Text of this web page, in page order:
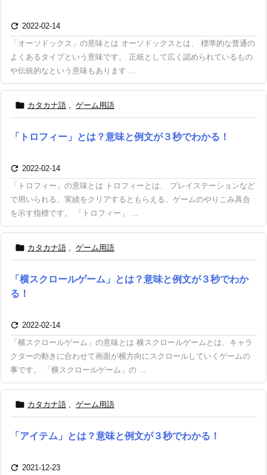
 2022-02-14
「オーソドックス」の意味とは オーソドックスとは、 標準的な普通の
よくあるタイプという意味です。 正統として広く認められているもの
や伝統的なという意味もあります ...
 カタカナ語 , ゲーム用語
「トロフィー」とは？意味と例文が３秒でわかる！
 2022-02-14
「トロフィー」の意味とは トロフィーとは、 プレイステーションなど
で用いられる、実績をクリアするともらえる、ゲームのやりこみ具合
を示す指標です。 「トロフィー」 ...
 カタカナ語 , ゲーム用語
「横スクロールゲーム」とは？意味と例文が３秒でわか
る！
 2022-02-14
「横スクロールゲーム」の意味とは 横スクロールゲームとは、キャラ
クターの動きに合わせて画面が横方向にスクロールしていくゲームの
事です。 「横スクロールゲーム」の ...
 カタカナ語 , ゲーム用語
「アイテム」とは？意味と例文が３秒でわかる！
 2021-12-23